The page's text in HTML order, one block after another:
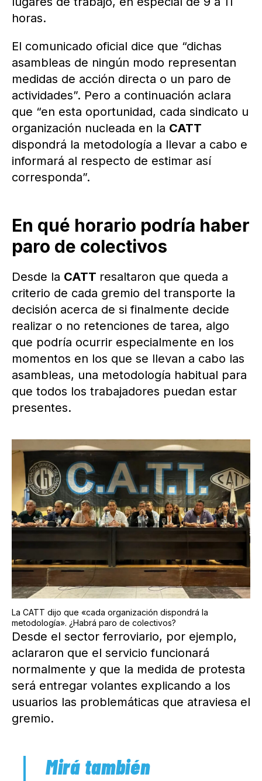
horas.
El comunicado oficial dice que “dichas
asambleas de ningún modo representan
medidas de acción directa o un paro de
actividades”. Pero a continuación aclara
que “en esta oportunidad, cada sindicato u
organización nucleada en la CATT
dispondrá la metodología a llevar a cabo e
informará al respecto de estimar así
corresponda”.
En qué horario podría haber
paro de colectivos
Desde la CATT resaltaron que queda a
criterio de cada gremio del transporte la
decisión acerca de si finalmente decide
realizar o no retenciones de tarea, algo
que podría ocurrir especialmente en los
momentos en los que se llevan a cabo las
asambleas, una metodología habitual para
que todos los trabajadores puedan estar
presentes.
La CATT dijo que «cada organización dispondrá la
metodología». ¿Habrá paro de colectivos?
Desde el sector ferroviario, por ejemplo,
aclararon que el servicio funcionará
normalmente y que la medida de protesta
será entregar volantes explicando a los
usuarios las problemáticas que atraviesa el
gremio.